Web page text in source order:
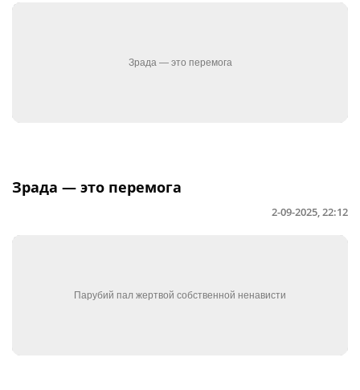
Зрада — это перемога
2-09-2025, 22:12